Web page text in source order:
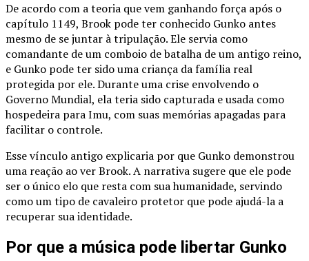
De acordo com a teoria que vem ganhando força após o
capítulo 1149, Brook pode ter conhecido Gunko antes
mesmo de se juntar à tripulação. Ele servia como
comandante de um comboio de batalha de um antigo reino,
e Gunko pode ter sido uma criança da família real
protegida por ele. Durante uma crise envolvendo o
Governo Mundial, ela teria sido capturada e usada como
hospedeira para Imu, com suas memórias apagadas para
facilitar o controle.
Esse vínculo antigo explicaria por que Gunko demonstrou
uma reação ao ver Brook. A narrativa sugere que ele pode
ser o único elo que resta com sua humanidade, servindo
como um tipo de cavaleiro protetor que pode ajudá-la a
recuperar sua identidade.
Por que a música pode libertar Gunko